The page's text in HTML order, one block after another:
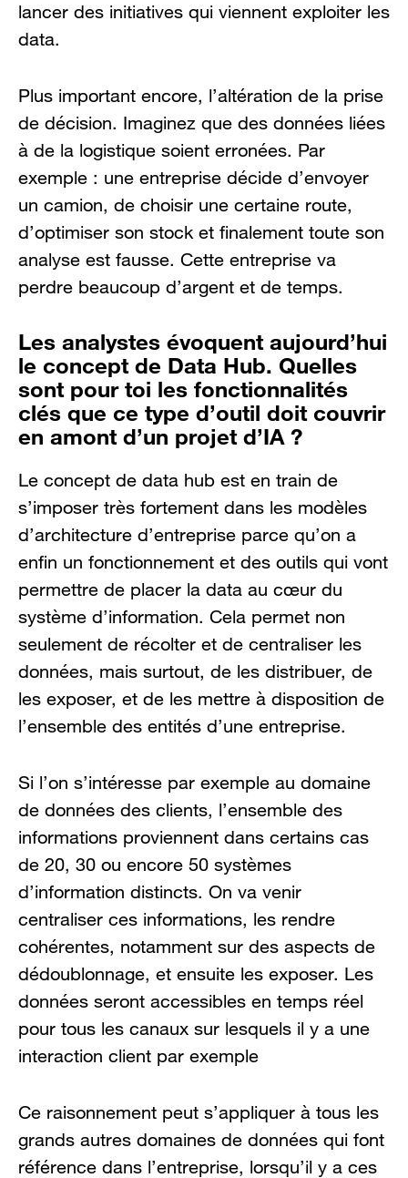
lancer des initiatives qui viennent exploiter les
data.
Plus important encore, l’altération de la prise
de décision. Imaginez que des données liées
à de la logistique soient erronées. Par
exemple : une entreprise décide d’envoyer
un camion, de choisir une certaine route,
d’optimiser son stock et finalement toute son
analyse est fausse. Cette entreprise va
perdre beaucoup d’argent et de temps.
Les analystes évoquent aujourd’hui
le concept de Data Hub. Quelles
sont pour toi les fonctionnalités
clés que ce type d’outil doit couvrir
en amont d’un projet d’IA ?
Le concept de data hub est en train de
s’imposer très fortement dans les modèles
d’architecture d’entreprise parce qu’on a
enfin un fonctionnement et des outils qui vont
permettre de placer la data au cœur du
système d’information. Cela permet non
seulement de récolter et de centraliser les
données, mais surtout, de les distribuer, de
les exposer, et de les mettre à disposition de
l’ensemble des entités d’une entreprise.
Si l’on s’intéresse par exemple au domaine
de données des clients, l’ensemble des
informations proviennent dans certains cas
de 20, 30 ou encore 50 systèmes
d’information distincts. On va venir
centraliser ces informations, les rendre
cohérentes, notamment sur des aspects de
dédoublonnage, et ensuite les exposer. Les
données seront accessibles en temps réel
pour tous les canaux sur lesquels il y a une
interaction client par exemple
Ce raisonnement peut s’appliquer à tous les
grands autres domaines de données qui font
référence dans l’entreprise, lorsqu’il y a ces